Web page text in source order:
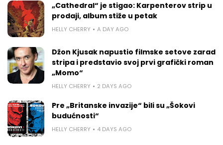
„Cathedral“ je stigao: Karpenterov strip u
prodaji, album stiže u petak
HELLY CHERRY A DAY AGO
Džon Kjusak napustio filmske setove zarad
stripa i predstavio svoj prvi grafički roman
„Momo“
HELLY CHERRY 2 DAYS AGO
Pre „Britanske invazije“ bili su „Šokovi
budućnosti“
HELLY CHERRY 4 DAYS AGO